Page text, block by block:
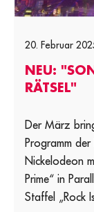
20. Februar
NEU:
RÄTSEL"
Der März
Programm
Nickelodeon
Prime“ in
Staffel „Rock